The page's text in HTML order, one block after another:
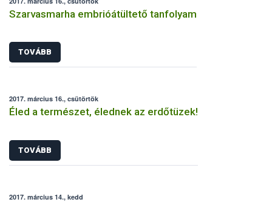
Szarvasmarha embrióátültető tanfolyam
TOVÁBB
2017. március 16., csütörtök
Éled a természet, élednek az erdőtüzek!
TOVÁBB
2017. március 14., kedd